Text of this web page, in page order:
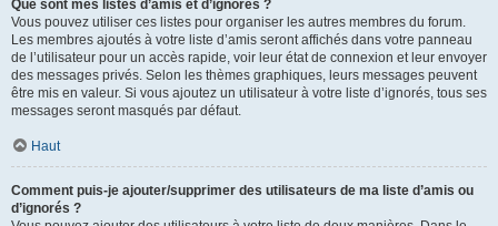
Que sont mes listes d’amis et d’ignorés ?
Vous pouvez utiliser ces listes pour organiser les autres membres du forum.
Les membres ajoutés à votre liste d’amis seront affichés dans votre panneau
de l’utilisateur pour un accès rapide, voir leur état de connexion et leur envoyer
des messages privés. Selon les thèmes graphiques, leurs messages peuvent
être mis en valeur. Si vous ajoutez un utilisateur à votre liste d’ignorés, tous ses
messages seront masqués par défaut.
Haut
Comment puis-je ajouter/supprimer des utilisateurs de ma liste d’amis ou
d’ignorés ?